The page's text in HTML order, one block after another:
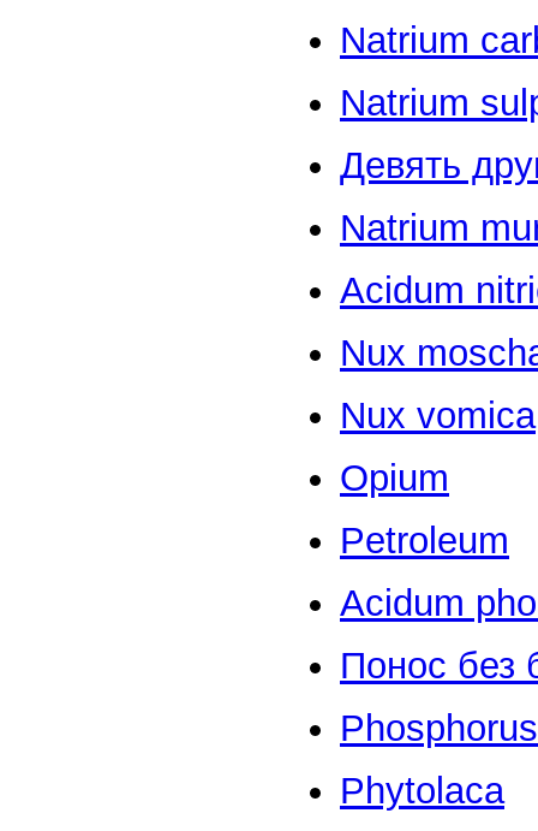
Natrium
Natrium
Девять
Natrium
Acidum
Nux
Nux vomica
Opium
Petroleum
Acidum
Понос без
Phosphorus
Phytolaca